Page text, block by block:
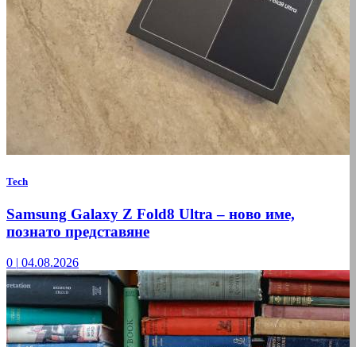
Tech
Samsung Galaxy Z Fold8 Ultra – ново име,
познато представяне
0 | 04.08.2026